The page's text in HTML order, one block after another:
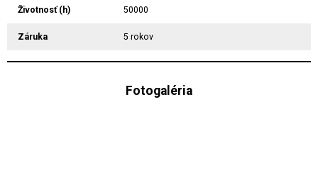
Životnosť (h) 50000
Záruka 5 rokov
Fotogaléria